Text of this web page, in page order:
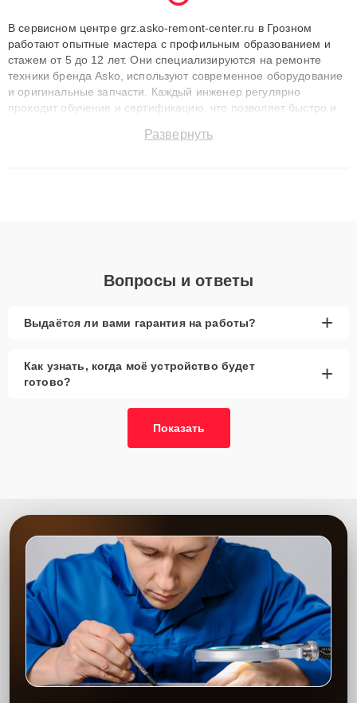
В сервисном центре grz.asko-remont-center.ru в Грозном
работают опытные мастера с профильным образованием и
стажем от 5 до 12 лет. Они специализируются на ремонте
техники бренда Asko, используют современное оборудование
и оригинальные запчасти. Каждый инженер регулярно
проходит обучение и сертификацию, что позволяет быстро и
сохранением гарантии до 3 лет. Наши мастера решают
Развернуть
Вопросы и ответы
Выдаётся ли вами гарантия на работы? +
Как узнать, когда моё устройство будет
готово?
+
Показать